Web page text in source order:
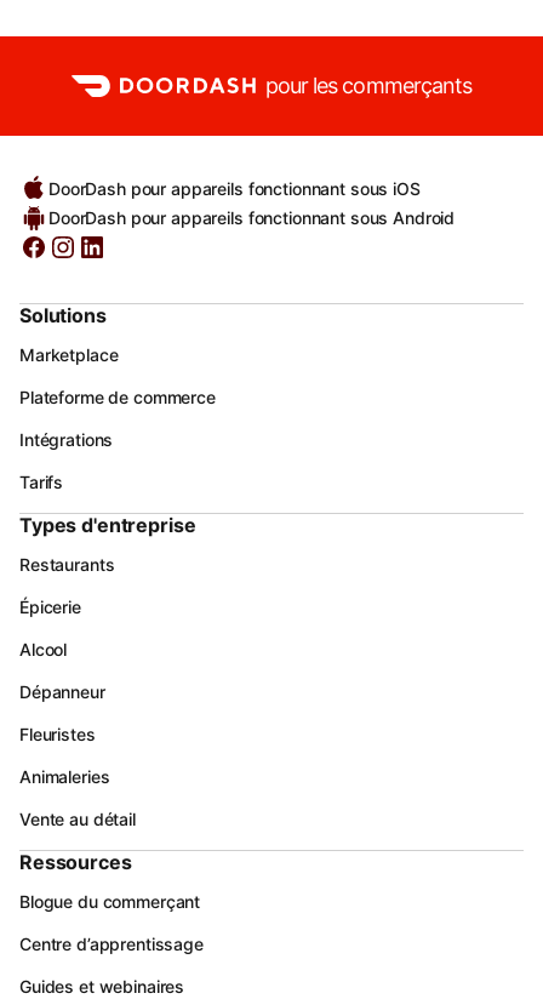
pour les commerçants
DoorDash pour appareils fonctionnant sous iOS
DoorDash pour appareils fonctionnant sous Android
Solutions
Marketplace
Plateforme de commerce
Intégrations
Tarifs
Types d'entreprise
Restaurants
Épicerie
Alcool
Dépanneur
Fleuristes
Animaleries
Vente au détail
Ressources
Blogue du commerçant
Centre d’apprentissage
Guides et webinaires